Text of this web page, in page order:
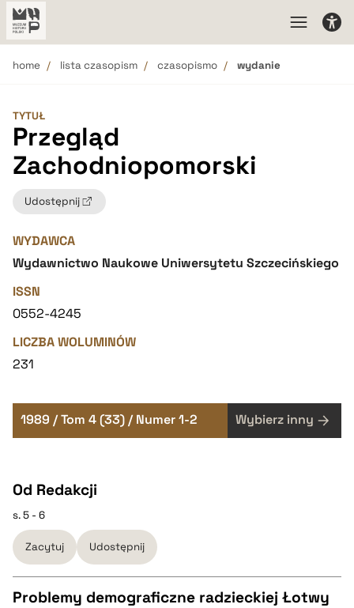
home lista czasopism czasopismo wydanie
TYTUŁ
Przegląd
Zachodniopomorski
Udostępnij
WYDAWCA
Wydawnictwo Naukowe Uniwersytetu Szczecińskiego
ISSN
0552-4245
LICZBA WOLUMINÓW
231
1989 / Tom 4 (33) / Numer 1-2 Wybierz inny
Od Redakcji
s. 5 - 6
Zacytuj Udostępnij
Problemy demograficzne radzieckiej Łotwy